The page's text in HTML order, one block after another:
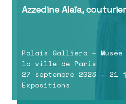
Azzedine Alaïa,
Palais Galliera – Musée
la ville de Paris
27 septembre 2023 – 21
Expositions